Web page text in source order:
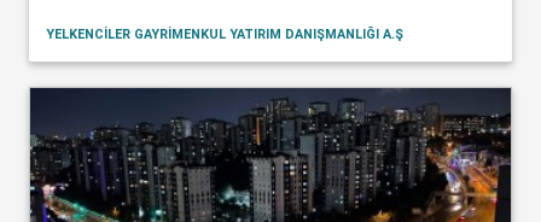
YELKENCİLER GAYRİMENKUL YATIRIM DANIŞMANLIĞI A.Ş